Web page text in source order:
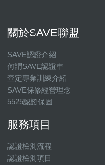
關於SAVE聯盟
SAVE認證介紹
何謂SAVE認證車
查定專業訓練介紹
SAVE保修經營理念
5525認證保固
服務項目
認證檢測流程
認證檢測項目